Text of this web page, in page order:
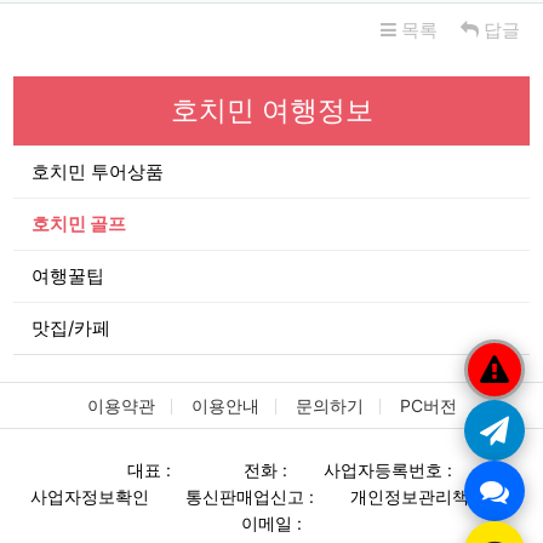
목록 답글
호치민 여행정보
호치민 투어상품
호치민 골프
여행꿀팁
맛집/카페
이용약관 이용안내 문의하기 PC버전
대표 : 전화 :
사업자등록번호 :
사업자정보확인
통신판매업신고 :
개인정보관리책임자 :
이메일 :